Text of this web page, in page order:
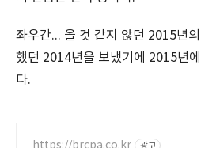
좌우간... 올 것 같지 않던 2015년
했던 2014년을 보냈기에 2015년
다.
https://brcpa.co.kr 광고